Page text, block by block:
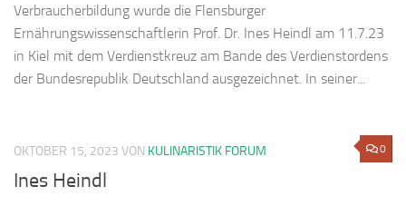
Verbraucherbildung wurde die Flensburger
Ernährungswissenschaftlerin Prof. Dr. Ines Heindl am 11.7.23
in Kiel mit dem Verdienstkreuz am Bande des Verdienstordens
der Bundesrepublik Deutschland ausgezeichnet. In seiner...
0
OKTOBER 15, 2023 VON KULINARISTIK FORUM
Ines Heindl